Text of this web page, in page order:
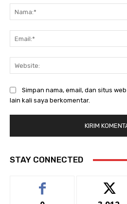
Simpan nama, email, dan situs
lain kali saya berkomentar.
STAY CONNECTED